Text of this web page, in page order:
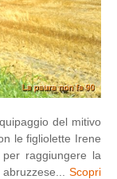
del mitivo
le figliolette Irene
raggiungere la
Scopri